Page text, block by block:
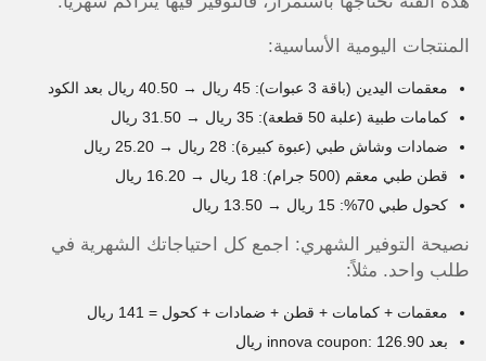
المنتجات اليومية الأساسية:
معقمات اليدين (باقة 3 عبوات): 45 ريال → 40.50 ريال بعد الكود
كمامات طبية (علبة 50 قطعة): 35 ريال → 31.50 ريال
ضمادات وشاش طبي (عبوة كبيرة): 28 ريال → 25.20 ريال
قطن طبي معقم (500 جرام): 18 ريال → 16.20 ريال
كحول طبي 70%: 15 ريال → 13.50 ريال
نصيحة التوفير الشهري: اجمع كل احتياجاتك الشهرية في
طلب واحد. مثلاً:
معقمات + كمامات + قطن + ضمادات + كحول = 141 ريال
بعد innova coupon: 126.90 ريال